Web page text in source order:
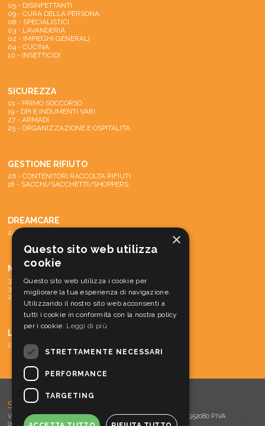
05 - DISINFETTANTI
09 - CURA DELLA PERSONA
08 - SPECIALISTICI
03 - LAVANDERIA
02 - IMPIEGHI GENERALI
04 - CUCINA
10 - INSETTICIDI
SICUREZZA
01 - PRIMO SOCCORSO
19 - DPI E INDUMENTI VARI
27 - ARMADI
25 - ORGANIZZAZIONE E OSPITALITA
GESTIONE RIFIUTO
26 - CONTENITORI RACCOLTA RIFIUTI
18 - SACCHI/SACCHETTI/SHOPPERS
DREAMCARE
24 - SISTEMA DREAMCARE
MACCHINE
31 - PARTI DI RICAMBIO E ACCESSORI
30 - MATERIALE CONS. MACCH.
29 - MACCHINE
LINEA CORTESIA
12 - LINEA CORTESIA
SOVLA s.r.l.
Via Meucci, 15 - 30016 Jesolo (VE) Tel. 0421 952060 - Fax 0421 952080 P.IVA
00360610273 - E-mail:info@sovla.com- Privacy / Cookies you fb lkn
×
Questo sito web utilizza
cookie
Questo sito web utilizza i cookie per
migliorare la tua esperienza di navigazione.
Utilizzando il nostro sito web acconsenti a
tutti i cookie in conformità con la nostra policy
per i cookie. Leggi di più
STRETTAMENTE NECESSARI
PERFORMANCE
TARGETING